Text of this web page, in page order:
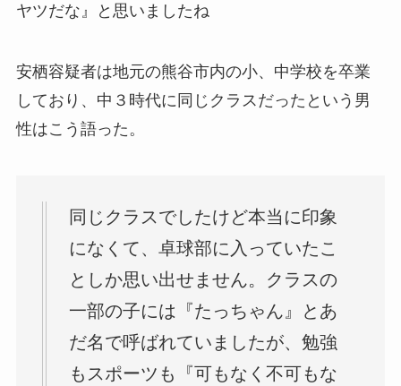
ヤツだな』と思いましたね
安栖容疑者は地元の熊谷市内の小、中学校を卒業
しており、中３時代に同じクラスだったという男
性はこう語った。
同じクラスでしたけど本当に印象
になくて、卓球部に入っていたこ
としか思い出せません。クラスの
一部の子には『たっちゃん』とあ
だ名で呼ばれていましたが、勉強
もスポーツも『可もなく不可もな